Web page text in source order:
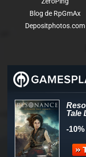
Blog de RpGmAx
Depositphotos.com